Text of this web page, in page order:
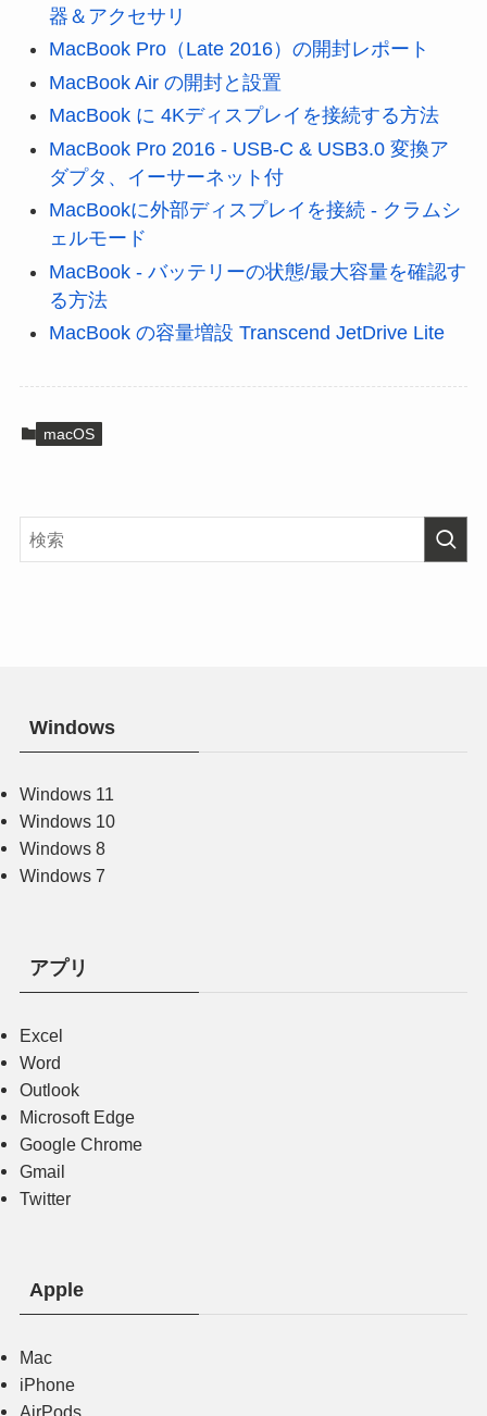
器＆アクセサリ
MacBook Pro（Late 2016）の開封レポート
MacBook Air の開封と設置
MacBook に 4Kディスプレイを接続する方法
MacBook Pro 2016 - USB-C & USB3.0 変換ア
ダプタ、イーサーネット付
MacBookに外部ディスプレイを接続 - クラムシ
ェルモード
MacBook - バッテリーの状態/最大容量を確認す
る方法
MacBook の容量増設 Transcend JetDrive Lite
macOS
Windows
Windows 11
Windows 10
Windows 8
Windows 7
アプリ
Excel
Word
Outlook
Microsoft Edge
Google Chrome
Gmail
Twitter
Apple
Mac
iPhone
AirPods